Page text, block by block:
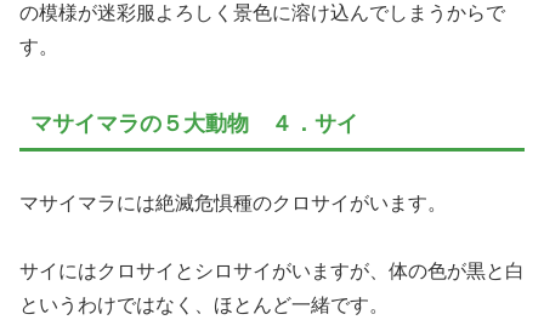
の模様が迷彩服よろしく景色に溶け込んでしまうからで
す。
マサイマラの５大動物 ４．サイ
マサイマラには絶滅危惧種のクロサイがいます。
サイにはクロサイとシロサイがいますが、体の色が黒と白
というわけではなく、ほとんど一緒です。